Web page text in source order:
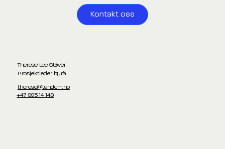
Kontakt oss
Therese Lee Støver
Prosjektleder byrå
therese@tandem.no
+47 995 14 149